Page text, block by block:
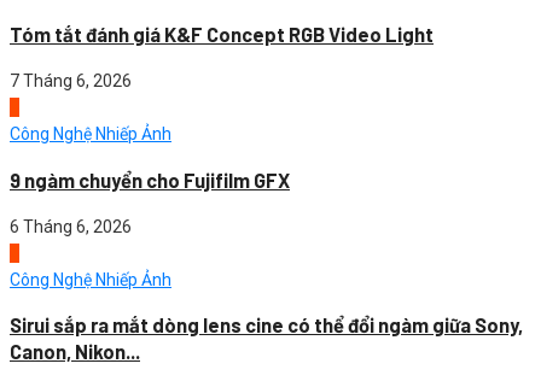
Tóm tắt đánh giá K&F Concept RGB Video Light
7 Tháng 6, 2026
Công Nghệ Nhiếp Ảnh
9 ngàm chuyển cho Fujifilm GFX
6 Tháng 6, 2026
Công Nghệ Nhiếp Ảnh
Sirui sắp ra mắt dòng lens cine có thể đổi ngàm giữa Sony,
Canon, Nikon...